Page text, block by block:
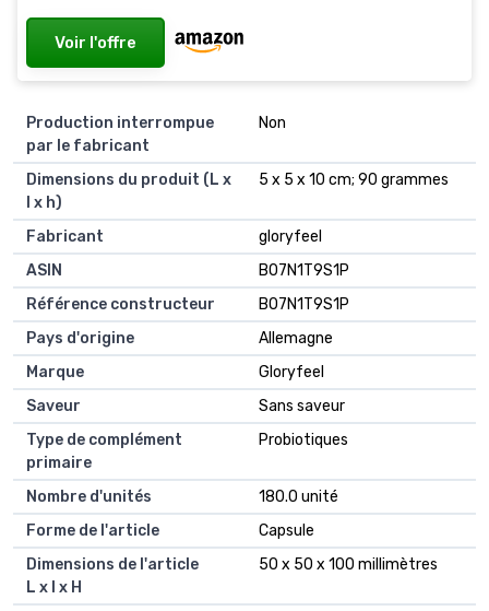
Voir l'offre
Production interrompue
par le fabricant
Non
Dimensions du produit (L x
l x h)
5 x 5 x 10 cm; 90 grammes
Fabricant
gloryfeel
ASIN
B07N1T9S1P
Référence constructeur
B07N1T9S1P
Pays d'origine
Allemagne
Marque
Gloryfeel
Saveur
Sans saveur
Type de complément
primaire
Probiotiques
Nombre d'unités
180.0 unité
Forme de l'article
Capsule
Dimensions de l'article
L x l x H
50 x 50 x 100 millimètres